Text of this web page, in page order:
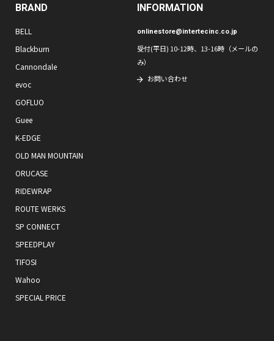
BRAND
BELL
Blackburn
Cannondale
evoc
GOFLUO
Guee
K-EDGE
OLD MAN MOUNTAIN
ORUCASE
RIDEWRAP
ROUTE WERKS
SP CONNECT
SPEEDPLAY
TIFOSI
Wahoo
SPECIAL PRICE
INFORMATION
onlinestore@intertecinc.co.jp
受付(平日) 10-12時、13-16時（メールの
み）
お問い合わせ